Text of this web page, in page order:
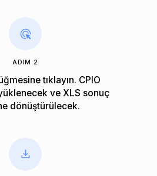
ADIM 2
tıklayın. CPIO
ve XLS sonuç
dönüştürülecek.